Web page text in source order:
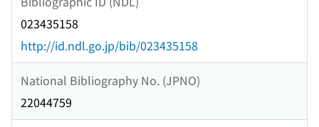
023435158
http://id.ndl.go.jp/bib/023435158
National Bibliography No. (JPNO)
22044759